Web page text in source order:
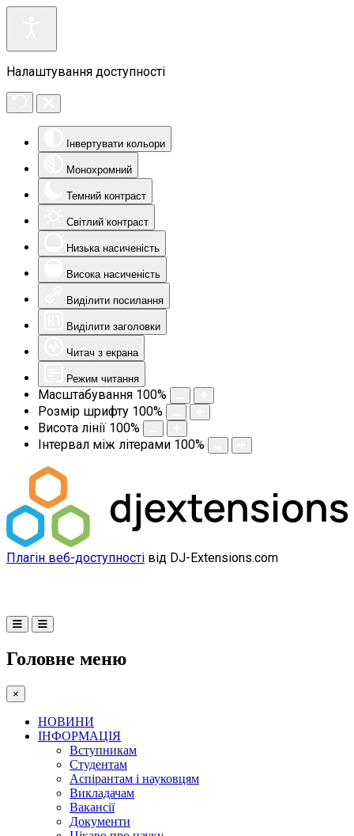
Налаштування доступності
Інвертувати кольори
Монохромний
Темний контраст
Світлий контраст
Низька насиченість
Висока насиченість
Виділити посилання
Виділити заголовки
Читач з екрана
Режим читання
Масштабування 100%
Розмір шрифту 100%
Висота лінії 100%
Інтервал між літерами 100%
Плагін веб-доступності від DJ-Extensions.com
Головне меню
×
НОВИНИ
ІНФОРМАЦІЯ
Вступникам
Студентам
Аспірантам і науковцям
Викладачам
Вакансії
Документи